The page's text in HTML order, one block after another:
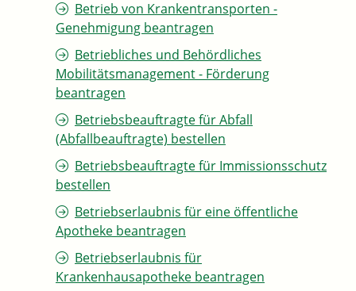
Betrieb von Krankentransporten -
Genehmigung beantragen
Betriebliches und Behördliches
Mobilitätsmanagement - Förderung
beantragen
Betriebsbeauftragte für Abfall
(Abfallbeauftragte) bestellen
Betriebsbeauftragte für Immissionsschutz
bestellen
Betriebserlaubnis für eine öffentliche
Apotheke beantragen
Betriebserlaubnis für
Krankenhausapotheke beantragen